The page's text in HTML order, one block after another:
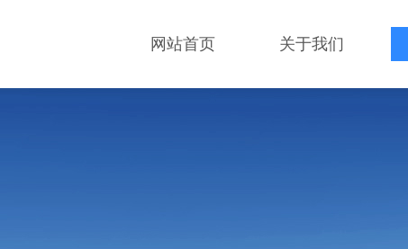
网站首页 关于我们